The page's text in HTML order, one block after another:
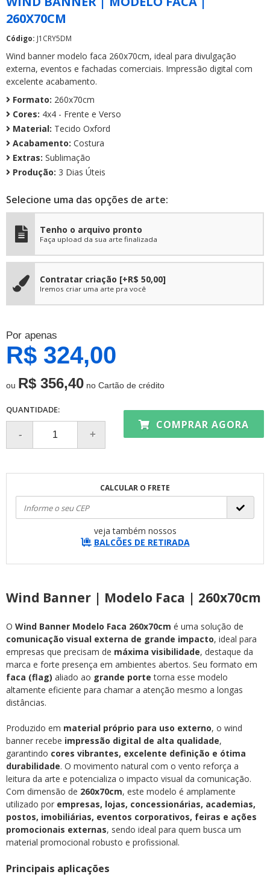
260X70CM
Código: J1CRY5DM
Wind banner modelo faca 260x70cm, ideal para divulgação
externa, eventos e fachadas comerciais. Impressão digital com
excelente acabamento.
Formato: 260x70cm
Cores: 4x4 - Frente e Verso
Material: Tecido Oxford
Acabamento: Costura
Extras: Sublimação
Produção: 3 Dias Úteis
Selecione uma das opções de arte:
Tenho o arquivo pronto
Faça upload da sua arte finalizada
Contratar criação [+R$ 50,00]
Iremos criar uma arte pra você
Por apenas
R$ 324,00
ou R$ 356,40 no Cartão de crédito
QUANTIDADE:
COMPRAR AGORA
CALCULAR O FRETE
veja também nossos
BALCÕES DE RETIRADA
Wind Banner | Modelo Faca | 260x70cm
O Wind Banner Modelo Faca 260x70cm é uma solução de
comunicação visual externa de grande impacto, ideal para
empresas que precisam de máxima visibilidade, destaque da
marca e forte presença em ambientes abertos. Seu formato em
faca (flag) aliado ao grande porte torna esse modelo
altamente eficiente para chamar a atenção mesmo a longas
distâncias.
Produzido em material próprio para uso externo, o wind
banner recebe impressão digital de alta qualidade,
garantindo cores vibrantes, excelente definição e ótima
durabilidade. O movimento natural com o vento reforça a
leitura da arte e potencializa o impacto visual da comunicação.
Com dimensão de 260x70cm, este modelo é amplamente
utilizado por empresas, lojas, concessionárias, academias,
postos, imobiliárias, eventos corporativos, feiras e ações
promocionais externas, sendo ideal para quem busca um
material promocional robusto e profissional.
Principais aplicações